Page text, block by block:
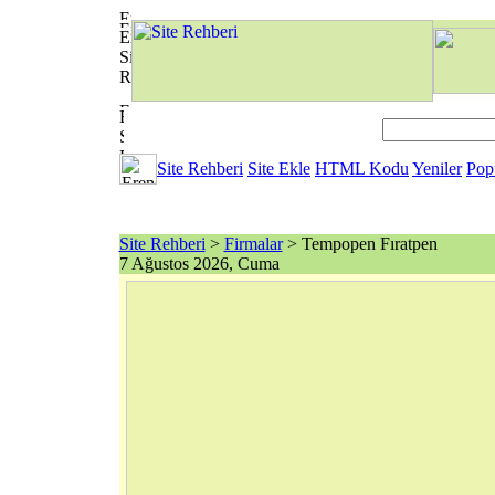
Site Rehberi Site Ekle HTML Kodu Yeniler
Site Rehberi > Firmalar> Tempopen Fıratpen
7 Ağustos 2026, Cuma